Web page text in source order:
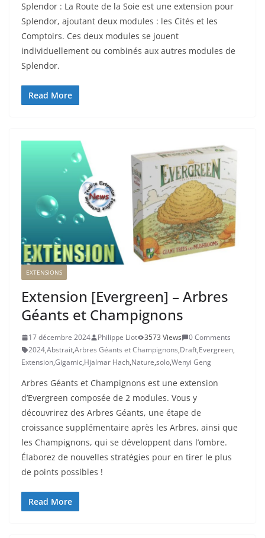
Splendor : La Route de la Soie est une extension pour
Splendor, ajoutant deux modules : les Cités et les
Comptoirs. Ces deux modules se jouent
individuellement ou combinés aux autres modules de
Splendor.
Read More
EXTENSIONS
Extension [Evergreen] – Arbres
Géants et Champignons
17 décembre 2024 Philippe Liot 3573 Views
0 Comments
2024,Abstrait,Arbres Géants et Champignons,Draft,Evergreen,
Extension,Gigamic,Hjalmar Hach,Nature,solo,Wenyi Geng
Arbres Géants et Champignons est une extension
d’Evergreen composée de 2 modules. Vous y
découvrirez des Arbres Géants, une étape de
croissance supplémentaire après les Arbres, ainsi que
les Champignons, qui se développent dans l’ombre.
Élaborez de nouvelles stratégies pour en tirer le plus
de points possibles !
Read More